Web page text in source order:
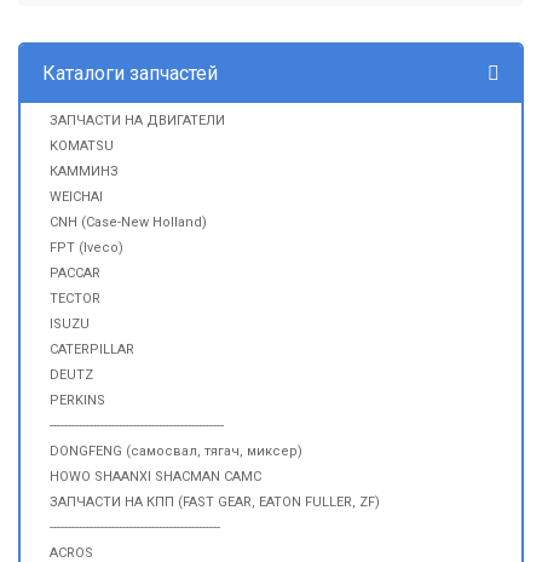
Каталоги запчастей
ЗАПЧАСТИ НА ДВИГАТЕЛИ
KOMATSU
КАММИНЗ
WEICHAI
CNH (Case-New Holland)
FPT (Iveco)
PACCAR
TECTOR
ISUZU
CATERPILLAR
DEUTZ
PERKINS
------------------------------------------------
DONGFENG (самосвал, тягач, миксер)
HOWO SHAANXI SHACMAN CAMC
ЗАПЧАСТИ НА КПП (FAST GEAR, EATON FULLER, ZF)
-----------------------------------------------
ACROS